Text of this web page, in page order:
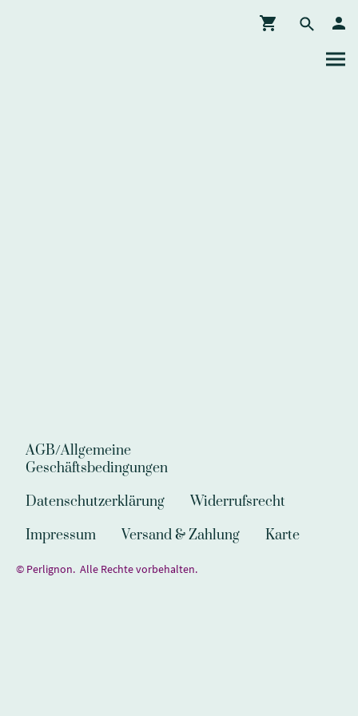
AGB/Allgemeine
Geschäftsbedingungen
Datenschutzerklärung
Widerrufsrecht
Impressum
Versand & Zahlung Karte
© Perlignon. Alle Rechte vorbehalten.